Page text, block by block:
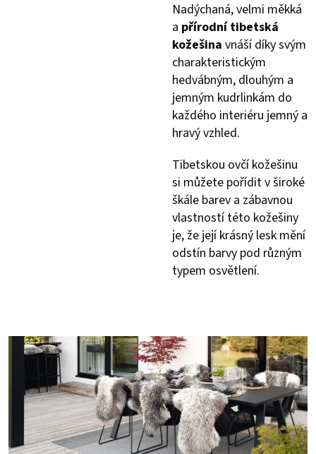
Nadýchaná, velmi měkká
a přírodní tibetská
kožešina vnáší díky svým
charakteristickým
hedvábným, dlouhým a
jemným kudrlinkám do
každého interiéru jemný a
hravý vzhled.
Tibetskou ovčí kožešinu
si můžete pořídit v široké
škále barev a zábavnou
vlastností této kožešiny
je, že její krásný lesk mění
odstín barvy pod různým
typem osvětlení.